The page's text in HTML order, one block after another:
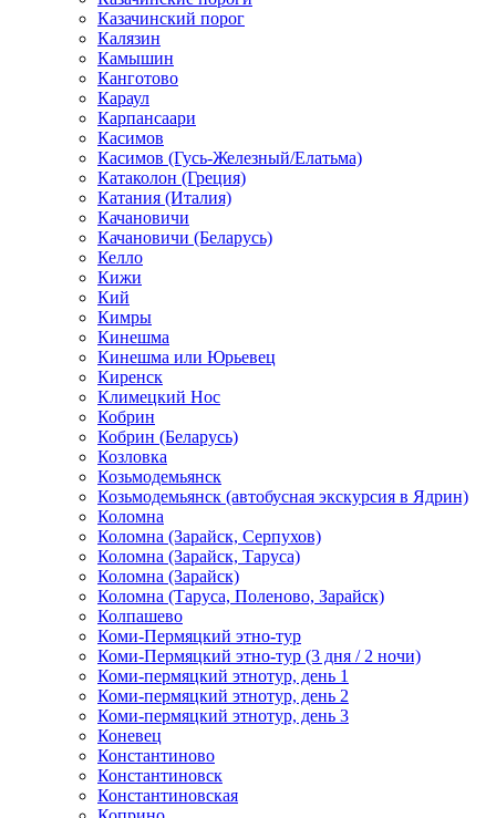
Казачинский порог
Калязин
Камышин
Канготово
Караул
Карпансаари
Касимов
Касимов (Гусь-Железный/Елатьма)
Катаколон (Греция)
Катания (Италия)
Качановичи
Качановичи (Беларусь)
Келло
Кижи
Кий
Кимры
Кинешма
Кинешма или Юрьевец
Киренск
Климецкий Нос
Кобрин
Кобрин (Беларусь)
Козловка
Козьмодемьянск
Козьмодемьянск (автобусная экскурсия в Ядрин)
Коломна
Коломна (Зарайск, Серпухов)
Коломна (Зарайск, Таруса)
Коломна (Зарайск)
Коломна (Таруса, Поленово, Зарайск)
Колпашево
Коми-Пермяцкий этно-тур
Коми-Пермяцкий этно-тур (3 дня / 2 ночи)
Коми-пермяцкий этнотур, день 1
Коми-пермяцкий этнотур, день 2
Коми-пермяцкий этнотур, день 3
Коневец
Константиново
Константиновск
Константиновская